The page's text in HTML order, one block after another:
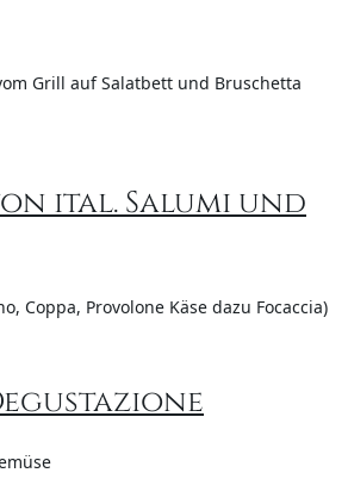
Grill auf Salatbett und Bruschetta
ital. Salumi und
Coppa, Provolone Käse dazu Focaccia)